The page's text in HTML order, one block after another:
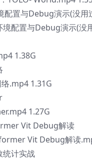
置与Debug演示(没用
配置与Debug演示(没
1.38G
.mp4 1.31G
1.27G
Vit Debug解读
Vit Debug解读
计实战